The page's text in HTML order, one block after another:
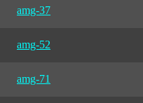
amg-37
amg-52
amg-71